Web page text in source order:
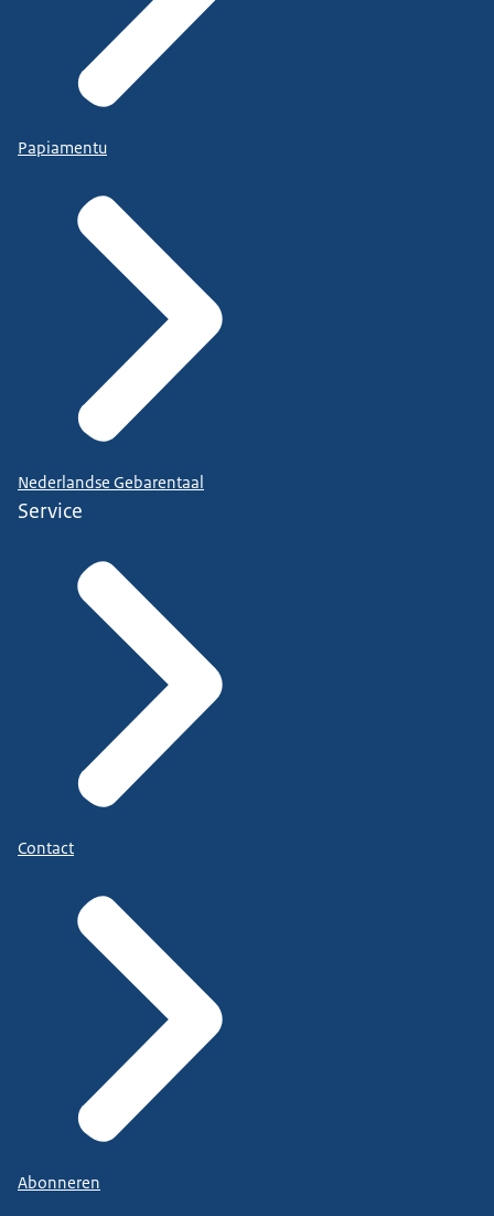
Papiamentu
Nederlandse Gebarentaal
Service
Contact
Abonneren